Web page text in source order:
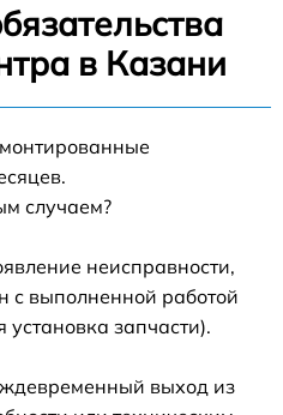
в Казани
случаем?
неисправности,
с выполненной работой
запчасти).
выход из